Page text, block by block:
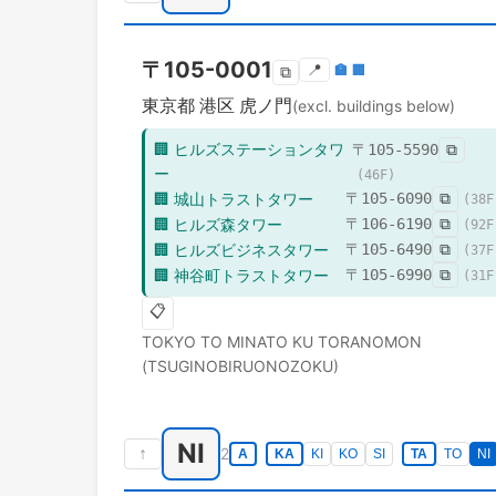
〒 105-0001 ⧉ 📍 🏣 🏢
東京都 港区 虎ノ門(excl. buildings below)
🏢 ヒルズステーションタワ
ー
〒 105-5590 ⧉
(46F)
🏢 城山トラストタワー 〒 105-6090 ⧉ ( 38
🏢 ヒルズ森タワー 〒 106-6190 ⧉ ( 92
🏢 ヒルズビジネスタワー 〒 105-6490 ⧉ ( 37
🏢 神谷町トラストタワー 〒 105-6990 ⧉ ( 31
📋
TOKYO TO MINATO KU TORANOMON
(TSUGINOBIRUONOZOKU)
↑ NI 2 A KA KI KO SI TA TO NI